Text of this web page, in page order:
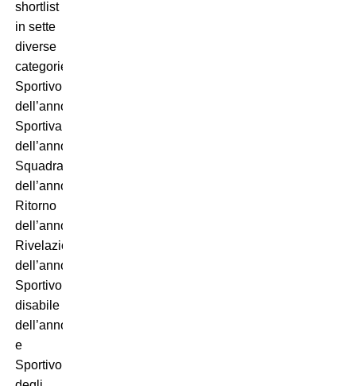
shortlist
in sette
diverse
categorie:
Sportivo
dell’anno,
Sportiva
dell’anno,
Squadra
dell’anno,
Ritorno
dell’anno,
Rivelazione
dell’anno,
Sportivo
disabile
dell’anno
e
Sportivo